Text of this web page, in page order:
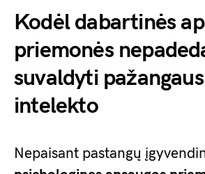
Kodėl dabartinės
priemonės
suvaldyti
intelekto
Nepaisant pastangų